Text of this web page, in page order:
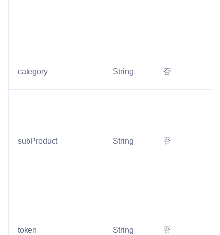
category String 否
subProduct String 否
token String 否